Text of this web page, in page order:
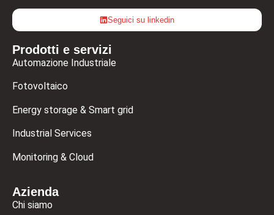
Seguici su linkedin
Prodotti e servizi
Automazione Industriale
Fotovoltaico
Energy storage & Smart grid
Industrial Services
Monitoring & Cloud
Azienda
Chi siamo